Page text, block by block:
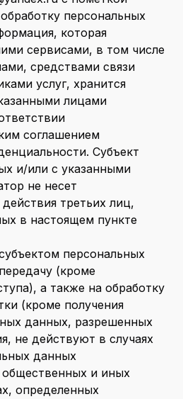
персональных
которая
сервисами, в том числе
средствами связи
услуг, хранится
лицами
соглашением
Субъект
и/или с указанными
не несет
третьих лиц,
в настоящем пункте
персональных
(кроме
а также на обработку
(кроме получения
данных, разрешенных
не действуют в случаях
данных
общественных и иных
определенных